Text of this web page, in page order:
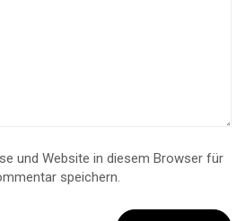
und Website in diesem Browser für
speichern.